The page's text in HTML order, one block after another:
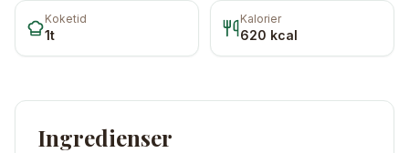
Koketid
1t
Kalorier
620 kcal
Ingredienser